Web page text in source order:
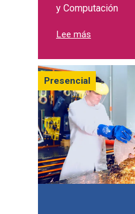
y Computación
Lee más
Presencial